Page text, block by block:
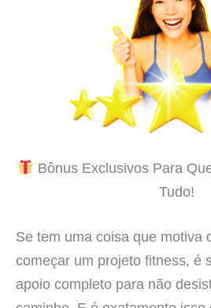
Bônus Exclusivos Para
Tudo!
Se tem uma coisa que motiva
começar um projeto fitness, é
apoio completo para não